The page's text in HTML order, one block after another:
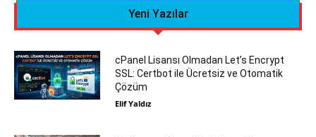
Yeni Yazılar
cPanel Lisansı Olmadan Let’s Encrypt
SSL: Certbot ile Ücretsiz ve Otomatik
Çözüm
Elif Yaldız